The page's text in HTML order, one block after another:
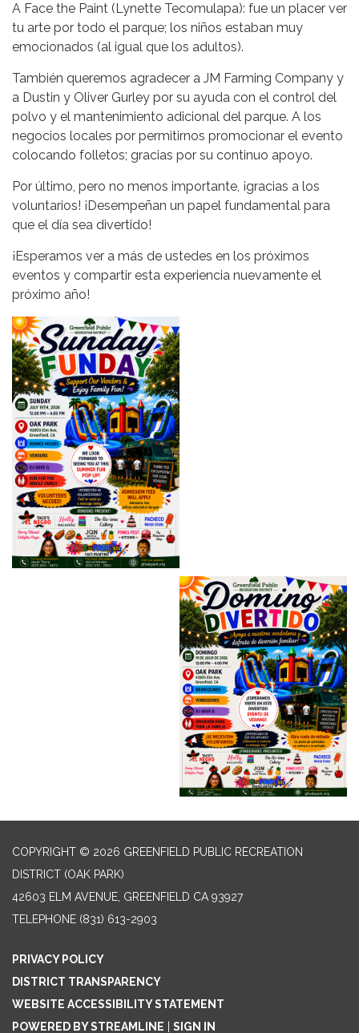
A Face the Paint (Lynette Tecomulapa): fue un placer ver
tu arte por todo el parque; los niños estaban muy
emocionados (al igual que los adultos).
También queremos agradecer a JM Farming Company y
a Dustin y Oliver Gurley por su ayuda con el control del
polvo y el mantenimiento adicional del parque. A los
negocios locales por permitirnos promocionar el evento
colocando folletos; gracias por su continuo apoyo.
Por último, pero no menos importante, ¡gracias a los
voluntarios! ¡Desempeñan un papel fundamental para
que el día sea divertido!
¡Esperamos ver a más de ustedes en los próximos
eventos y compartir esta experiencia nuevamente el
próximo año!
COPYRIGHT © 2026 GREENFIELD PUBLIC RECREATION
DISTRICT (OAK PARK)
42603 ELM AVENUE, GREENFIELD CA 93927
TELEPHONE (831) 613-2903
PRIVACY POLICY
DISTRICT TRANSPARENCY
WEBSITE ACCESSIBILITY STATEMENT
POWERED BY STREAMLINE
SIGN IN